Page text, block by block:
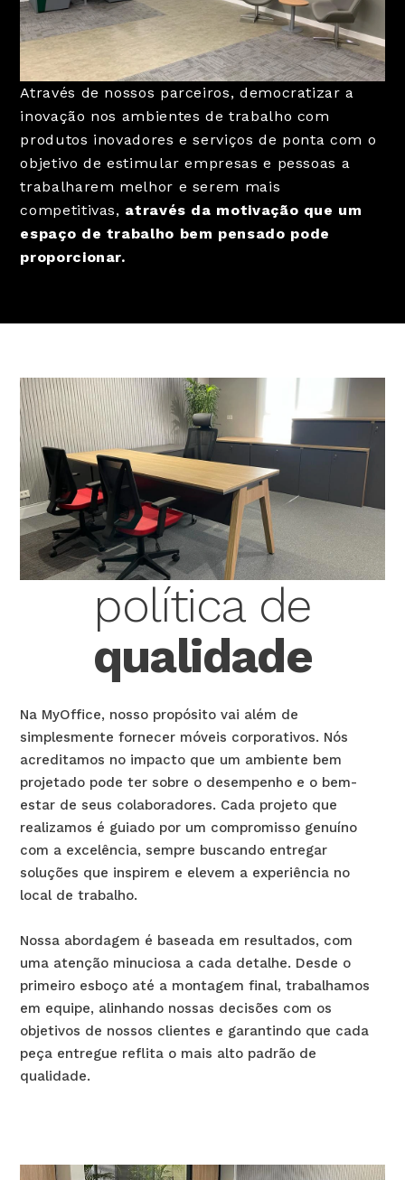
Através de nossos parceiros, democratizar a
inovação nos ambientes de trabalho com
produtos inovadores e serviços de ponta com o
objetivo de estimular empresas e pessoas a
trabalharem melhor e serem mais
competitivas, através da motivação que um
espaço de trabalho bem pensado pode
proporcionar.
política de
qualidade
Na MyOffice, nosso propósito vai além de
simplesmente fornecer móveis corporativos. Nós
acreditamos no impacto que um ambiente bem
projetado pode ter sobre o desempenho e o bem-
estar de seus colaboradores. Cada projeto que
realizamos é guiado por um compromisso genuíno
com a excelência, sempre buscando entregar
soluções que inspirem e elevem a experiência no
local de trabalho.
Nossa abordagem é baseada em resultados, com
uma atenção minuciosa a cada detalhe. Desde o
primeiro esboço até a montagem final, trabalhamos
em equipe, alinhando nossas decisões com os
objetivos de nossos clientes e garantindo que cada
peça entregue reflita o mais alto padrão de
qualidade.